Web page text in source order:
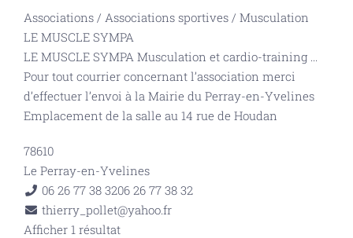
Associations / Associations sportives / Musculation
LE MUSCLE SYMPA
LE MUSCLE SYMPA Musculation et cardio-training ...
Pour tout courrier concernant l’association merci
d’effectuer l’envoi à la Mairie du Perray-en-Yvelines
Emplacement de la salle au 14 rue de Houdan
78610
Le Perray-en-Yvelines
06 26 77 38 3206 26 77 38 32
thierry_pollet@yahoo.fr
Afficher 1 résultat